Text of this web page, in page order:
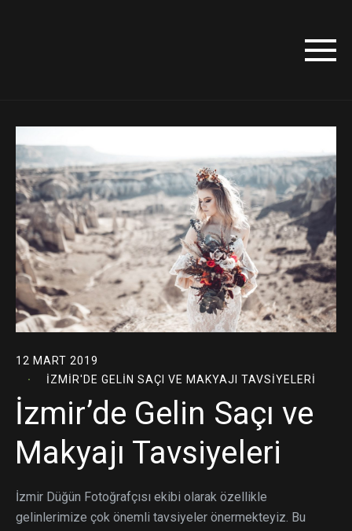
12 MART 2019
İZMIR'DE GELIN SAÇI VE MAKYAJI TAVSIYELERI
İzmir’de Gelin Saçı ve
Makyajı Tavsiyeleri
İzmir Düğün Fotoğrafçısı ekibi olarak özellikle
gelinlerimize çok önemli tavsiyeler önermekteyiz. Bu